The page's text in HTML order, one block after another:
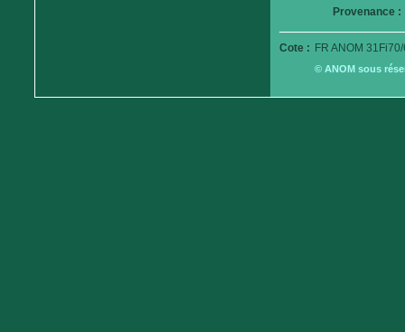
Provenance :
Cote : FR ANOM
© ANOM sous